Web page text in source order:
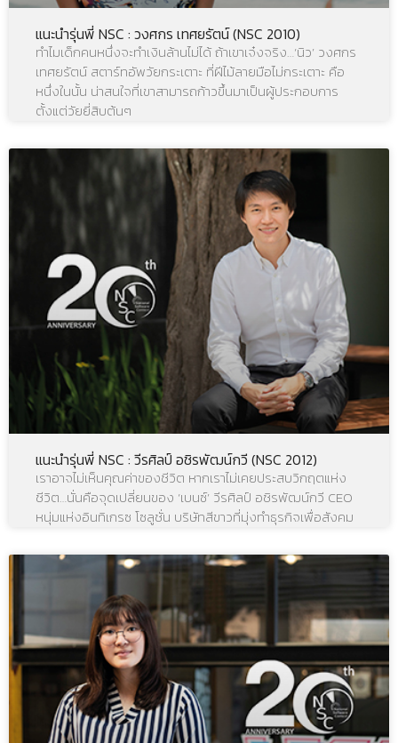
แนะนำรุ่นพี่ NSC : วงศกร เทศยรัตน์ (NSC 2010)
ทำไมเด็กคนหนึ่งจะทำเงินล้านไม่ได้ ถ้าเขาเจ๋งจริง…‘นิว’ วงศกร
เทศยรัตน์ สตาร์ทอัพวัยกระเตาะ ที่ฝีไม้ลายมือไม่กระเตาะ คือ
หนึ่งในนั้น น่าสนใจที่เขาสามารถก้าวขึ้นมาเป็นผู้ประกอบการ
ตั้งแต่วัยยี่สิบต้นๆ
แนะนำรุ่นพี่ NSC : วีรศิลป์ อชิรพัฒน์กวี (NSC 2012)
เราอาจไม่เห็นคุณค่าของชีวิต หากเราไม่เคยประสบวิกฤตแห่ง
ชีวิต…นั่นคือจุดเปลี่ยนของ ‘เบนซ์’ วีรศิลป์ อชิรพัฒน์กวี CEO
หนุ่มแห่งอินทิเกรซ โซลูชั่น บริษัทสีขาวที่มุ่งทำธุรกิจเพื่อสังคม